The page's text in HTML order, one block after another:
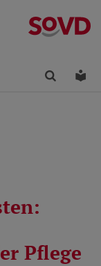
Finden
Pflege